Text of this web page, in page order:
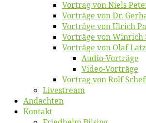
Vor­trag von Niels
Vor­trä­ge von Dr.
Vor­trä­ge von Ul­rich
Vor­trä­ge von Win­rich
Vor­trä­ge von Olaf
Au­dio-Vor­trä­ge
Vi­deo-Vor­trä­ge
Vor­trag von Rolf
Live­stream
An­dach­ten
Kon­takt